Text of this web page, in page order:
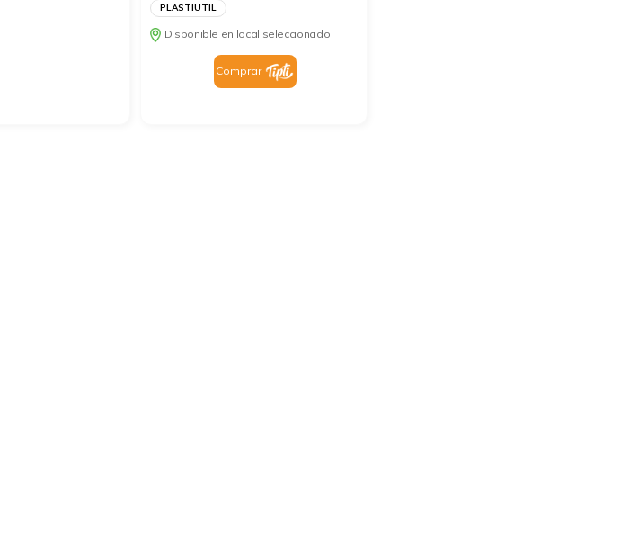
PLASTIUTIL
Disponible en local seleccionado
Comprar